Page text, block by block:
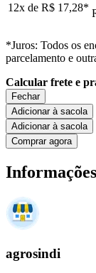
12x de R$ 17,28*
*Juros: Todos os
parcelamento e
Calcular frete e
Fechar
Adicionar à sacola
Adicionar à sacola
Comprar agora
agrosindi